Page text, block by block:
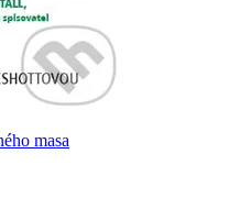
masa